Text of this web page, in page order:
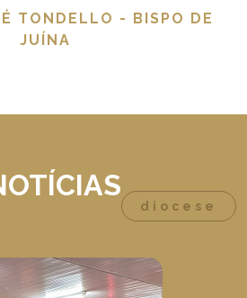
TONDELLO - BISPO DE
JUÍNA
diocese